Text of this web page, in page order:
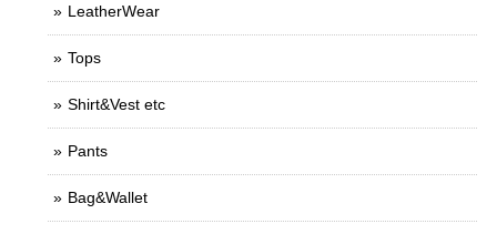
LeatherWear
Tops
Shirt&Vest etc
Pants
Bag&Wallet